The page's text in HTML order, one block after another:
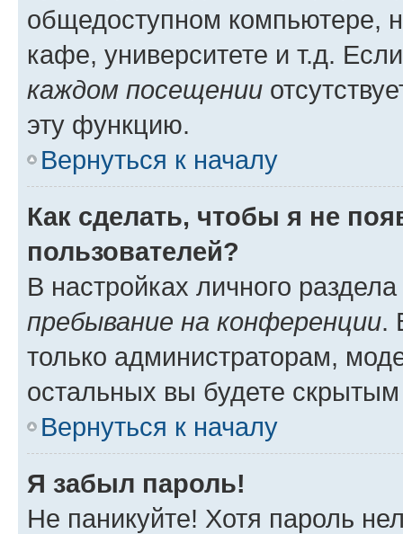
общедоступном компьютере,
кафе, университете и т.д.
каждом посещении
эту функцию.
Вернуться к началу
Как сделать, чтобы я не
пользователей?
В настройках личного
пребывание на конференции.
только администраторам,
остальных вы будете
Вернуться к началу
Я забыл пароль!
Не паникуйте! Хотя пароль